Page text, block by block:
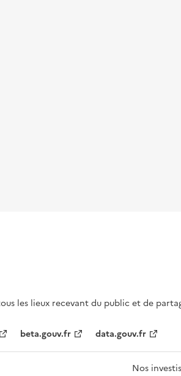
les lieux recevant du public et de
beta.gouv.fr data.gouv.fr
Nos